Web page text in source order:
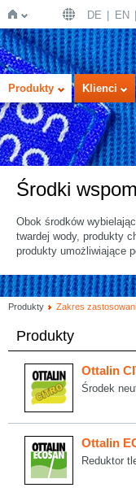
Strona
główna
DE EN
Produkty Klienci
Środki
Obok środków
twardej wody, produkty
produkty umożliwiające
Produkty Zakres
Produkty
Ottalin
Środek
Ottalin
Reduktor